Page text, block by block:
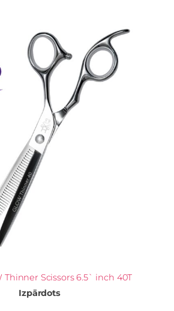
Thinner Scissors 6.5` inch 40T
Izpārdots